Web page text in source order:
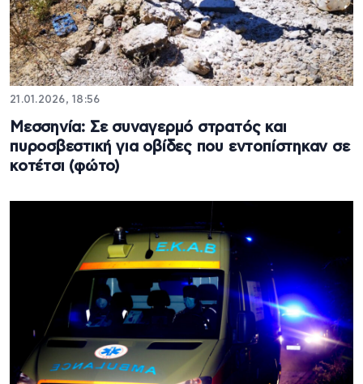
21.01.2026, 18:56
Μεσσηνία: Σε συναγερμό στρατός και
πυροσβεστική για οβίδες που εντοπίστηκαν σε
κοτέτσι (φώτο)